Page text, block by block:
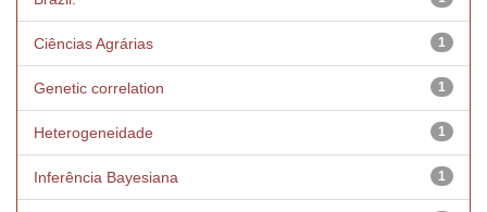
1
Ciências Agrárias
1
Genetic correlation
1
Heterogeneidade
1
Inferência Bayesiana